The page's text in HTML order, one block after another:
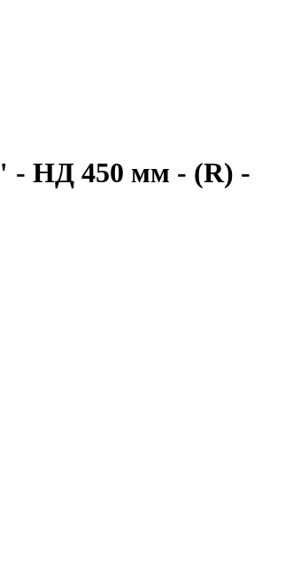
- НД 450 мм - (R) -